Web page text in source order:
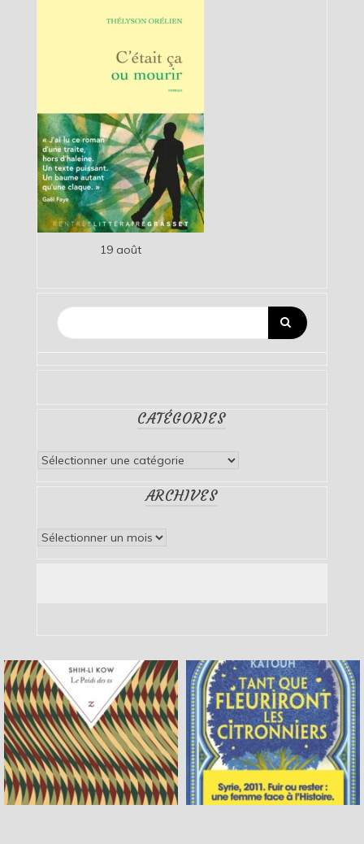
19 août
CATÉGORIES
Catégories
ARCHIVES
Archives